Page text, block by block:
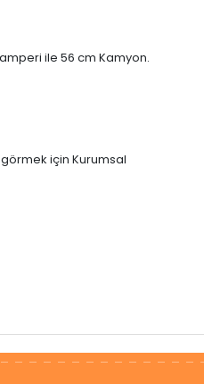
ile 56 cm Kamyon.
için Kurumsal